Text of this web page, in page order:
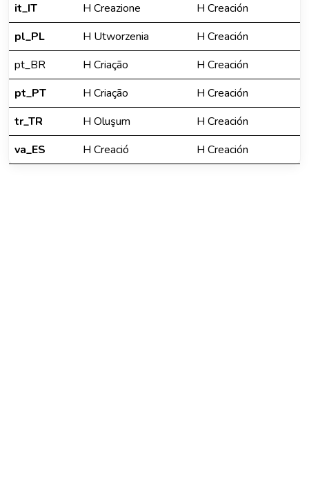
it_IT
H Creazione
H Creación
pl_PL
H Utworzenia
H Creación
pt_BR
H Criação
H Creación
pt_PT
H Criação
H Creación
tr_TR
H Oluşum
H Creación
va_ES
H Creació H Creación